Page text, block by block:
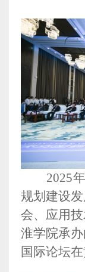
2025年
规划建设
会、应用
淮学院承
国际论坛